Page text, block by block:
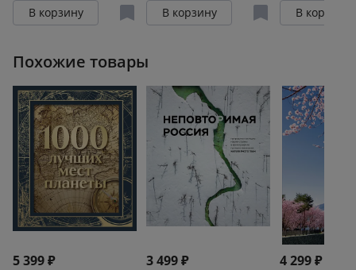
изд. испр. и доп.
В корзину
фотографиях
Nature Photo Team
В корзину
глазами
В корзину
Похожие товары
5 399 ₽ 3 499 ₽ 4 299 ₽